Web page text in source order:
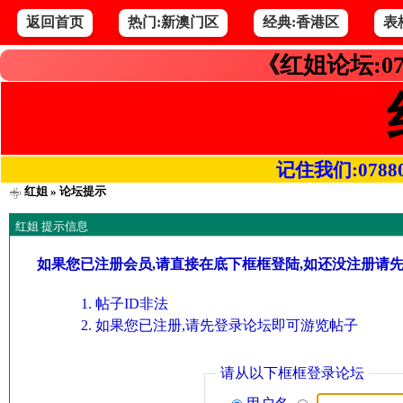
返回首页 热门:新澳门区 经典:香港区 表
《红姐论坛
记住我们
红姐» 论坛提示
红姐 提示信息
如果您已注册会员,请直接在底下框框登陆,如还没注册请
帖子ID非法
如果您已注册,请先登录论坛即可游览帖子
请从以下框框登录论坛